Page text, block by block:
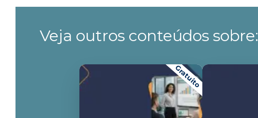
Veja outros conteúdos sobre:
Gratuito